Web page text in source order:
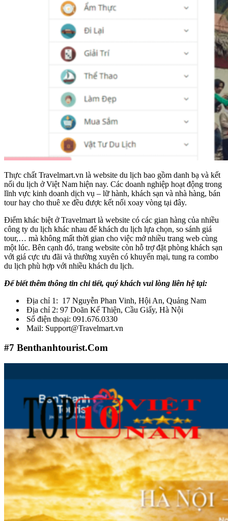
Thực chất Travelmart.vn là website du lịch bao gồm danh bạ và kết
nối du lịch ở Việt Nam hiện nay. Các doanh nghiệp hoạt động trong
lĩnh vực kinh doanh dịch vụ – lữ hành, khách sạn và nhà hàng, bán
tour hay cho thuê xe đều được kết nối xoay vòng tại đây.
Điểm khác biệt ở Travelmart là website có các gian hàng của nhiều
công ty du lịch khác nhau để khách du lịch lựa chọn, so sánh giá
tour,… mà không mất thời gian cho việc mở nhiều trang web cùng
một lúc. Bên cạnh đó, trang website còn hỗ trợ đặt phòng khách sạn
với giá cực ưu đãi và thường xuyên có khuyến mại, tung ra combo
du lịch phù hợp với nhiều khách du lịch.
Để biết thêm thông tin chi tiết, quý khách vui lòng liên hệ tại:
Địa chỉ 1: 17 Nguyễn Phan Vinh, Hội An, Quảng Nam
Địa chỉ 2: 97 Doãn Kế Thiện, Cầu Giấy, Hà Nội
Số điện thoại: 091.676.0330
Mail: Support@Travelmart.vn
#7 Benthanhtourist.Com